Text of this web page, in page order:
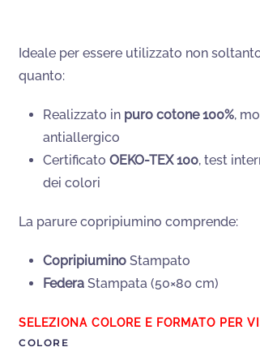
Ideale per essere utilizzato non
quanto:
Realizzato in puro cotone 100%,
antiallergico
Certificato OEKO-TEX 100, test
dei colori
La parure copripiumino comprende:
Copripiumino Stampato
Federa Stampata (50×80 cm)
COLORE